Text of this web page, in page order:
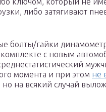
либо затягивают
болты/гайки
с новым
момента и при этом не
на всякий случай